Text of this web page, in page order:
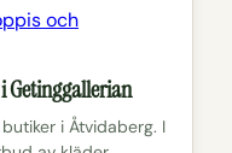
och
Getinggallerian
i Åtvidaberg. I